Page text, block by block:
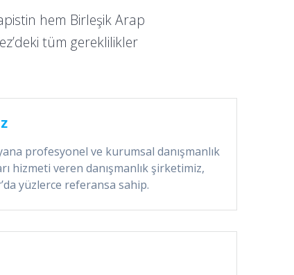
hem Birleşik Arap
tüm gereklilikler
profesyonel ve kurumsal danışmanlık
hizmeti veren danışmanlık şirketimiz,
yüzlerce referansa sahip.